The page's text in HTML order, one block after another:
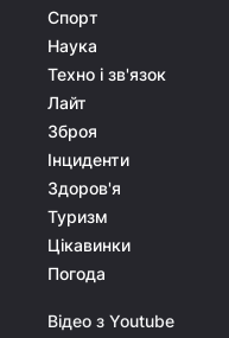
Спорт
Наука
Техно і зв'язок
Лайт
Зброя
Інциденти
Здоров'я
Туризм
Цікавинки
Погода
Відео з Youtube